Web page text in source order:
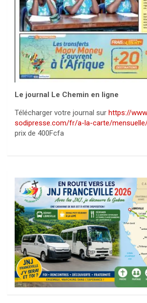
Le journal Le Chemin en ligne
Télécharger votre journal sur https://
sodipresse.com/fr/a-la-carte/
prix de 400Fcfa